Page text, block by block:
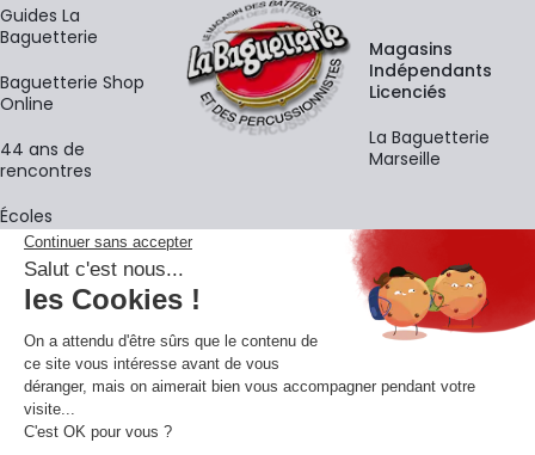
Guides La
Baguetterie
Baguetterie Shop
Online
44 ans de
rencontres
Écoles
Magasins
Indépendants
Licenciés
La Baguetterie
Marseille
La newsletter
Adresse e-mail
En vous inscrivant à notre newsletter, vous acceptez notre
confidentialité.
Retrouvons-nous sur